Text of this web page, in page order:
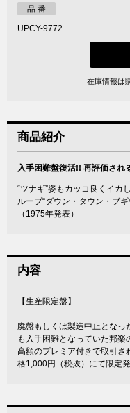
品 番
UPCY-9772
在庫情報は
商品紹介
入手困難盤復活!! 再評価され
“ツナギ”姿もカッコ良くイカ
ループ“ダウン・タウン・ブ
（1975年発表）
内容
【生産限定盤】
廃盤もしくは製造中止となっ
も入手困難となっていた邦楽
高額のプレミア付きで取引さ
格1,000円（税抜）にて限定